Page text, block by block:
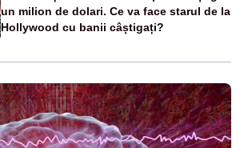
un milion de dolari. Ce va face starul de la
Hollywood cu banii câștigați?